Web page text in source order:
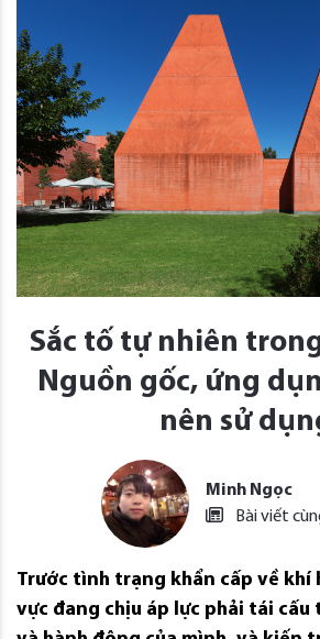
Sắc tố tự nhiên
Nguồn gốc, ứng
nên sử
Minh Ngọc
Bài viết
Trước tình trạng khẩn cấp về khí
vực đang chịu áp lực phải tái